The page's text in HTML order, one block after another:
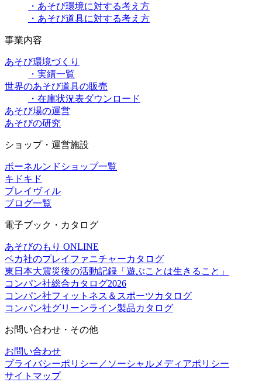
・あそび環境に対する考え方
・あそび道具に対する考え方
事業内容
あそび環境づくり
・実績一覧
世界のあそび道具の販売
・在庫状況表ダウンロード
あそび場の運営
あそびの研究
ショップ・運営施設
ボーネルンドショップ一覧
キドキド
プレイヴィル
ブログ一覧
電子ブック・カタログ
あそびのもり ONLINE
ベカ社のプレイファニチャーカタログ
東日本大震災後の活動記録「遊ぶことは生きること」
コンパン社総合カタログ2026
コンパン社フィットネス＆スポーツカタログ
コンパン社グリーンライン製品カタログ
お問い合わせ・その他
お問い合わせ
プライバシーポリシー／ソーシャルメディアポリシー
サイトマップ